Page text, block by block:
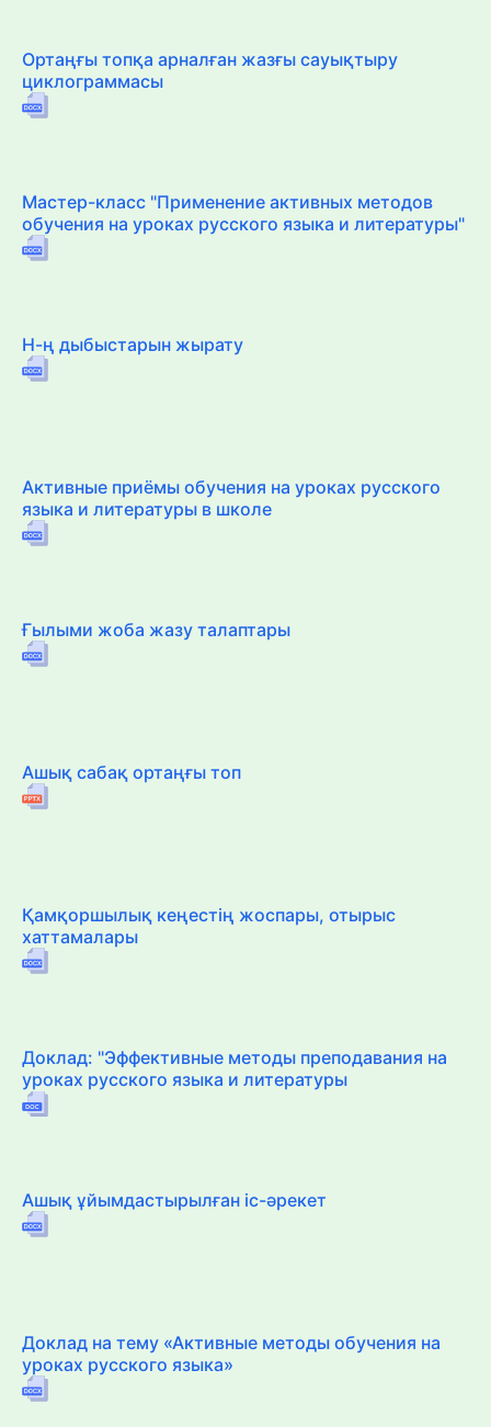
Ортаңғы топқа арналған жазғы сауықтыру
циклограммасы
Мастер-класс "Применение активных методов
обучения на уроках русского языка и литературы"
Н-ң дыбыстарын жырату
Активные приёмы обучения на уроках русского
языка и литературы в школе
Ғылыми жоба жазу талаптары
Ашық сабақ ортаңғы топ
Қамқоршылық кеңестің жоспары, отырыс
хаттамалары
Доклад: "Эффективные методы преподавания на
уроках русского языка и литературы
Ашық ұйымдастырылған іс-әрекет
Доклад на тему «Активные методы обучения на
уроках русского языка»